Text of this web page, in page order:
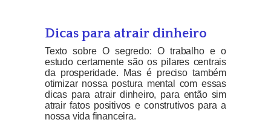
Dicas para atrair dinheiro
Texto sobre O segredo: O trabalho e o
estudo certamente são os pilares centrais
da prosperidade. Mas é preciso também
otimizar nossa postura mental com essas
dicas para atrair dinheiro, para então sim
atrair fatos positivos e construtivos para a
nossa vida financeira.